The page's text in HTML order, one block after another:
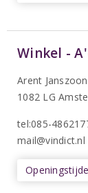
Winkel -
Arent
1082 LG
tel:085-
mail@vindict.nl